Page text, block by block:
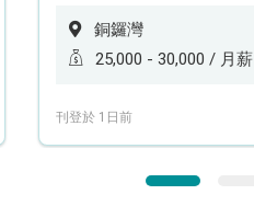
銅鑼灣
25,000 - 30,000 / 月薪
刊登於 1日前